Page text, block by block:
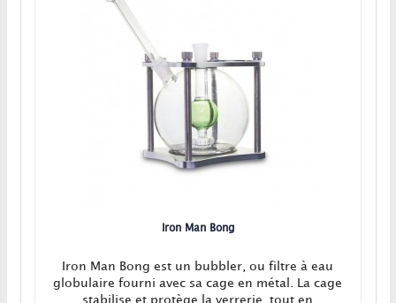
Iron Man Bong
Iron Man Bong est un bubbler, ou filtre à eau
globulaire fourni avec sa cage en métal. La cage
stabilise et protège la verrerie, tout en